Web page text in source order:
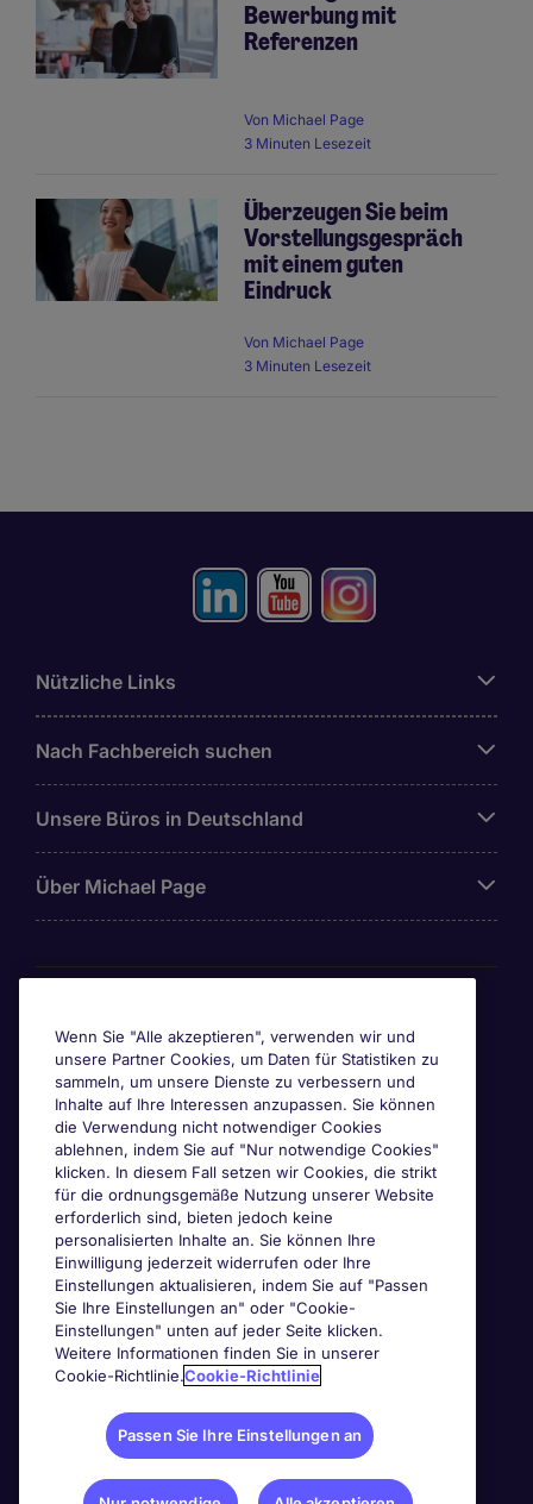
Bewerbung mit
Referenzen
Von Michael Page
3 Minuten Lesezeit
Überzeugen Sie beim
Vorstellungsgespräch
mit einem guten
Eindruck
Von Michael Page
3 Minuten Lesezeit
Nützliche Links
Nach Fachbereich suchen
Unsere Büros in Deutschland
Über Michael Page
Wenn Sie "Alle akzeptieren", verwenden wir und
unsere Partner Cookies, um Daten für Statistiken zu
sammeln, um unsere Dienste zu verbessern und
Inhalte auf Ihre Interessen anzupassen. Sie können
die Verwendung nicht notwendiger Cookies
ablehnen, indem Sie auf "Nur notwendige Cookies"
klicken. In diesem Fall setzen wir Cookies, die strikt
für die ordnungsgemäße Nutzung unserer Website
erforderlich sind, bieten jedoch keine
personalisierten Inhalte an. Sie können Ihre
Einwilligung jederzeit widerrufen oder Ihre
Einstellungen aktualisieren, indem Sie auf "Passen
Sie Ihre Einstellungen an" oder "Cookie-
Einstellungen" unten auf jeder Seite klicken.
Weitere Informationen finden Sie in unserer
Cookie-Richtlinie.Cookie-Richtlinie
Passen Sie Ihre Einstellungen an